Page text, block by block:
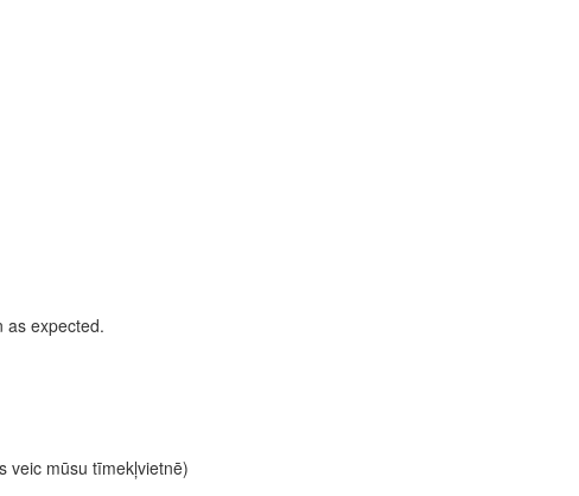
as expected.
veic mūsu tīmekļvietnē)